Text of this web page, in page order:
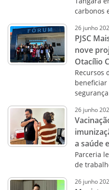
carbonos
26 junho
PJSC
nove
Otacílio
Recursos
beneficiar
26 junho
a saúde
Parceria
de
26 junho